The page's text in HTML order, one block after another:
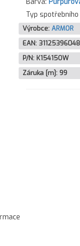
Typ
Výrobce: ARMOR
EAN:
P/N: K15415OW
Záruka [m]: 99